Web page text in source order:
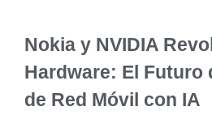
Nokia y NVIDIA
Hardware: El Futuro
de Red Móvil con IA